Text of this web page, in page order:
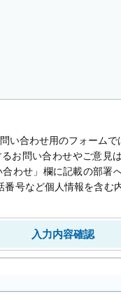
い合わせ用のフォームで
お問い合わせやご意見
わせ」欄に記載の部署
番号など個人情報を含む